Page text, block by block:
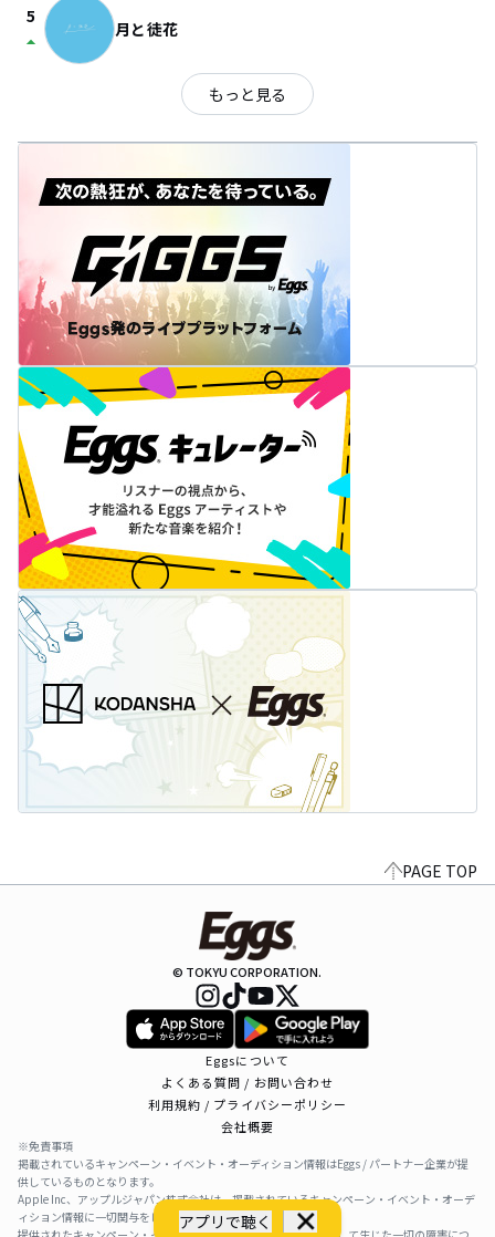
アプリで聴く
5
arrow_drop_up 月と徒花
もっと見る
PAGE TOP
© TOKYU CORPORATION.
Eggsについて
よくある質問 / お問い合わせ
利用規約 / プライバシーポリシー
会社概要
※免責事項
掲載されているキャンペーン・イベント・オーディション情報はEggs / パートナー企業が提
供しているものとなります。
Apple Inc、アップルジャパン株式会社は、掲載されているキャンペーン・イベント・オーデ
ィション情報に一切関与をしておりません。